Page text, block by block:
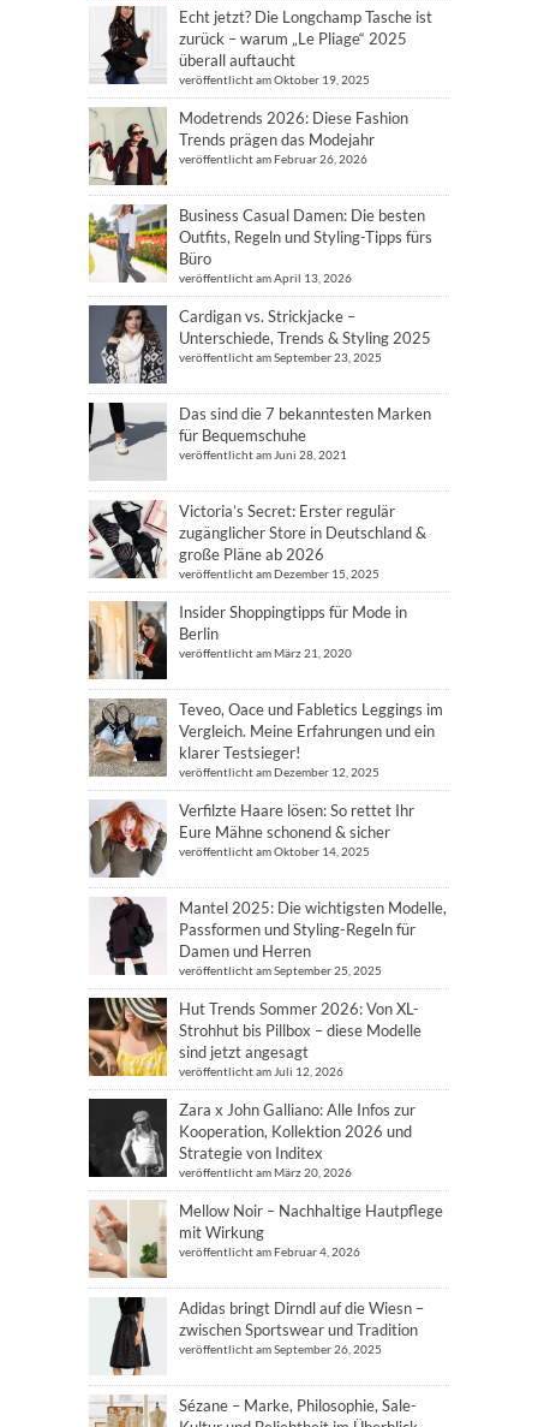
Echt jetzt? Die Longchamp Tasche ist
zurück – warum „Le Pliage“ 2025
überall auftaucht
veröffentlicht am Oktober 19, 2025
Modetrends 2026: Diese Fashion
Trends prägen das Modejahr
veröffentlicht am Februar 26, 2026
Business Casual Damen: Die besten
Outfits, Regeln und Styling-Tipps fürs
Büro
veröffentlicht am April 13, 2026
Cardigan vs. Strickjacke –
Unterschiede, Trends & Styling 2025
veröffentlicht am September 23, 2025
Das sind die 7 bekanntesten Marken
für Bequemschuhe
veröffentlicht am Juni 28, 2021
Victoria’s Secret: Erster regulär
zugänglicher Store in Deutschland &
große Pläne ab 2026
veröffentlicht am Dezember 15, 2025
Insider Shoppingtipps für Mode in
Berlin
veröffentlicht am März 21, 2020
Teveo, Oace und Fabletics Leggings im
Vergleich. Meine Erfahrungen und ein
klarer Testsieger!
veröffentlicht am Dezember 12, 2025
Verfilzte Haare lösen: So rettet Ihr
Eure Mähne schonend & sicher
veröffentlicht am Oktober 14, 2025
Mantel 2025: Die wichtigsten Modelle,
Passformen und Styling-Regeln für
Damen und Herren
veröffentlicht am September 25, 2025
Hut Trends Sommer 2026: Von XL-
Strohhut bis Pillbox – diese Modelle
sind jetzt angesagt
veröffentlicht am Juli 12, 2026
Zara x John Galliano: Alle Infos zur
Kooperation, Kollektion 2026 und
Strategie von Inditex
veröffentlicht am März 20, 2026
Mellow Noir – Nachhaltige Hautpflege
mit Wirkung
veröffentlicht am Februar 4, 2026
Adidas bringt Dirndl auf die Wiesn –
zwischen Sportswear und Tradition
veröffentlicht am September 26, 2025
Sézane – Marke, Philosophie, Sale-